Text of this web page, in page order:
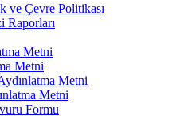
ve Çevre Politikası
Raporları
Metni
Metni
Metni
Metni
Formu